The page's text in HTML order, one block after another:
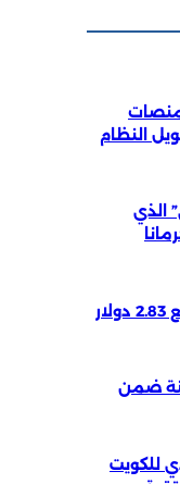
النظام
الذي
سعر برميل النفط الكويتي يرتفع 2.83 دولار
مسار 51 سفينة ضمن
للكويت